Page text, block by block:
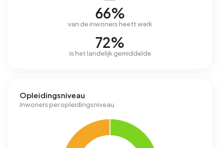
66%
van de inwoners heeft werk
72%
is het landelijk gemiddelde
Opleidingsniveau
Inwoners per opleidingsniveau